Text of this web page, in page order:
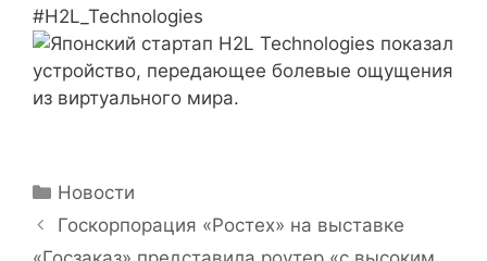
#H2L_Technologies
Рубрики
Новости
Госкорпорация «Ростех» на выставке